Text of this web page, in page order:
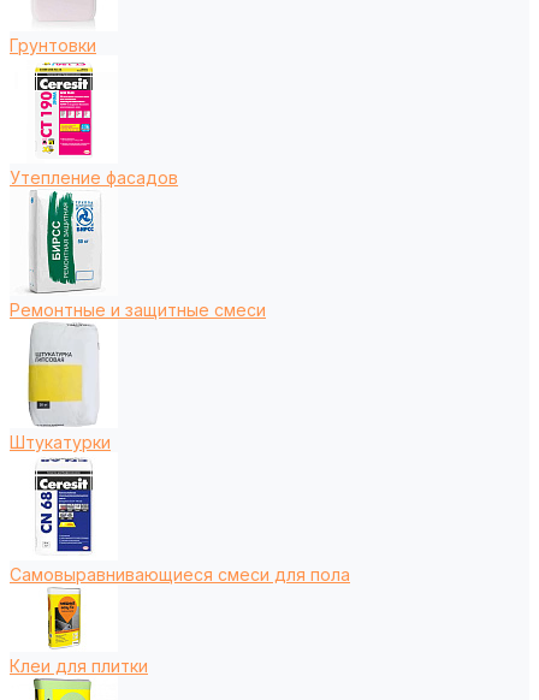
Грунтовки
Утепление фасадов
Ремонтные и защитные смеси
Штукатурки
Самовыравнивающиеся смеси для пола
Клеи для плитки